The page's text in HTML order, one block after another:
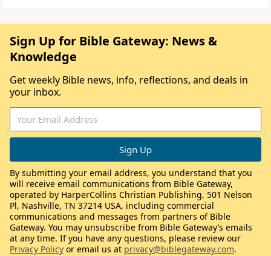
Sign Up for Bible Gateway: News &
Knowledge
Get weekly Bible news, info, reflections, and deals in
your inbox.
By submitting your email address, you understand that you
will receive email communications from Bible Gateway,
operated by HarperCollins Christian Publishing, 501 Nelson
Pl, Nashville, TN 37214 USA, including commercial
communications and messages from partners of Bible
Gateway. You may unsubscribe from Bible Gateway’s emails
at any time. If you have any questions, please review our
Privacy Policy or email us at privacy@biblegateway.com.